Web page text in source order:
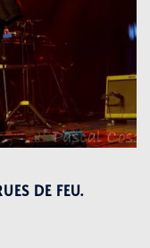
DE FEU.